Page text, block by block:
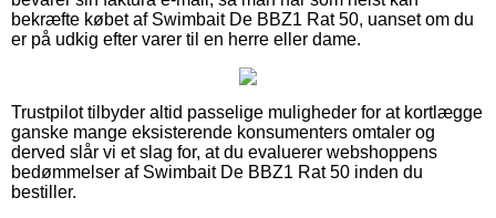
bekræfte købet af Swimbait De BBZ1 Rat 50, uanset om du
er på udkig efter varer til en herre eller dame.
Trustpilot tilbyder altid passelige muligheder for at kortlægge
ganske mange eksisterende konsumenters omtaler og
derved slår vi et slag for, at du evaluerer webshoppens
bedømmelser af Swimbait De BBZ1 Rat 50 inden du
bestiller.